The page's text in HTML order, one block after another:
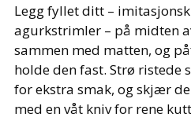
Legg fyllet ditt –
agurkstrimler – på midten
sammen med matten, og
holde den fast. Strø ristede
for ekstra smak, og skjær
med en våt kniv for rene